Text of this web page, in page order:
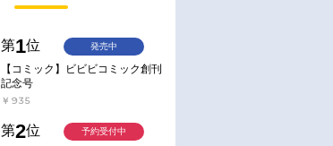
第1位
【コミック】ビビビコミック創刊
記念号
￥935
発売中
第2位 予約受付中